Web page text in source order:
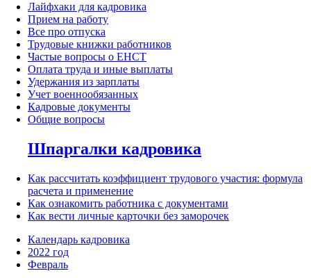
Лайфхаки для кадровика
Прием на работу
Все про отпуска
Трудовые книжки работников
Частые вопросы о ЕНСТ
Оплата труда и иные выплаты
Удержания из зарплаты
Учет военнообязанных
Кадровые документы
Общие вопросы
Шпаргалки кадровика
Как рассчитать коэффициент трудового участия: формула
расчета и применение
Как ознакомить работника с документами
Как вести личные карточки без заморочек
Календарь кадровика
2022 год
Февраль